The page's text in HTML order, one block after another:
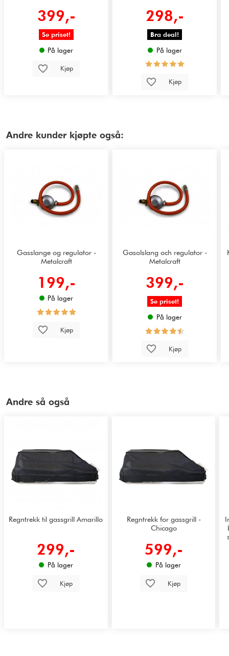
399,-
Se priset!
På lager
Kjøp
298,-
Bra deal!
På lager
Kjøp
Andre kunder kjøpte også:
Gasslange og regulator -
Metalcraft
199,-
På lager
Kjøp
Gasolslang och regulator -
Metalcraft
399,-
Se priset!
På lager
Kjøp
Andre så også
Regntrekk til gassgrill Amarillo
299,-
På lager
Kjøp
Regntrekk for gassgrill -
Chicago
599,-
På lager
Kjøp